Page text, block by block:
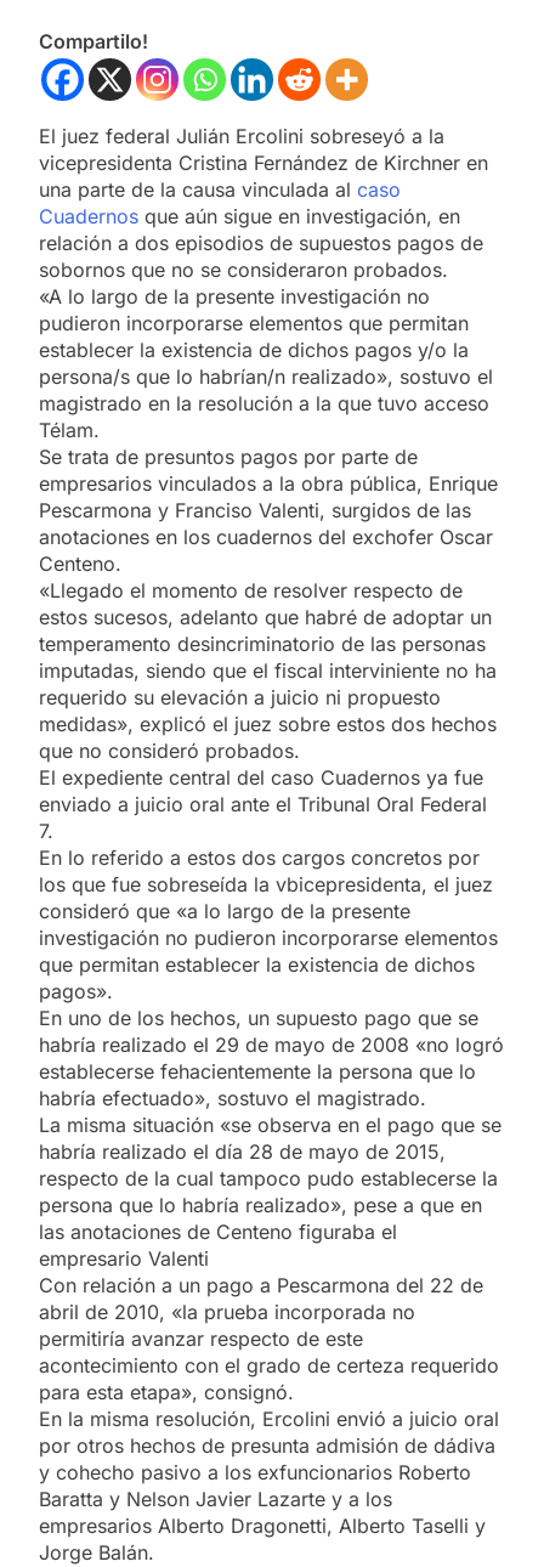
Compartilo!
El juez federal Julián Ercolini sobreseyó a la
vicepresidenta Cristina Fernández de Kirchner en
una parte de la causa vinculada al caso
Cuadernos que aún sigue en investigación, en
relación a dos episodios de supuestos pagos de
sobornos que no se consideraron probados.
«A lo largo de la presente investigación no
pudieron incorporarse elementos que permitan
establecer la existencia de dichos pagos y/o la
persona/s que lo habrían/n realizado», sostuvo el
magistrado en la resolución a la que tuvo acceso
Télam.
Se trata de presuntos pagos por parte de
empresarios vinculados a la obra pública, Enrique
Pescarmona y Franciso Valenti, surgidos de las
anotaciones en los cuadernos del exchofer Oscar
Centeno.
«Llegado el momento de resolver respecto de
estos sucesos, adelanto que habré de adoptar un
temperamento desincriminatorio de las personas
imputadas, siendo que el fiscal interviniente no ha
requerido su elevación a juicio ni propuesto
medidas», explicó el juez sobre estos dos hechos
que no consideró probados.
El expediente central del caso Cuadernos ya fue
enviado a juicio oral ante el Tribunal Oral Federal
7.
En lo referido a estos dos cargos concretos por
los que fue sobreseída la vbicepresidenta, el juez
consideró que «a lo largo de la presente
investigación no pudieron incorporarse elementos
que permitan establecer la existencia de dichos
pagos».
En uno de los hechos, un supuesto pago que se
habría realizado el 29 de mayo de 2008 «no logró
establecerse fehacientemente la persona que lo
habría efectuado», sostuvo el magistrado.
La misma situación «se observa en el pago que se
habría realizado el día 28 de mayo de 2015,
respecto de la cual tampoco pudo establecerse la
persona que lo habría realizado», pese a que en
las anotaciones de Centeno figuraba el
empresario Valenti
Con relación a un pago a Pescarmona del 22 de
abril de 2010, «la prueba incorporada no
permitiría avanzar respecto de este
acontecimiento con el grado de certeza requerido
para esta etapa», consignó.
En la misma resolución, Ercolini envió a juicio oral
por otros hechos de presunta admisión de dádiva
y cohecho pasivo a los exfuncionarios Roberto
Baratta y Nelson Javier Lazarte y a los
empresarios Alberto Dragonetti, Alberto Taselli y
Jorge Balán.